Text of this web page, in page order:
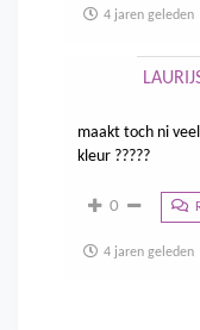
4 jaren geleden
maakt toch ni
kleur ?????
0
4 jaren geleden